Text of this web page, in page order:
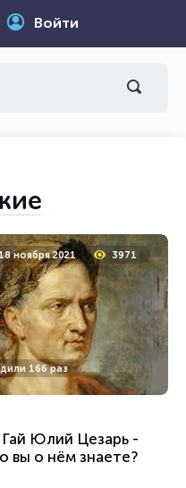
Войти
18 ноября 2021 3971
166 раз
Юлий Цезарь -
вы о нём знаете?